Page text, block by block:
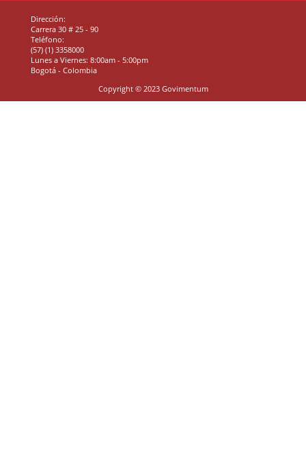
Dirección:
Carrera 30 # 25 - 90
Teléfono:
(57) (1) 3358000
Lunes a Viernes: 8:00am - 5:00pm
Bogotá - Colombia
Copyright © 2023 Govimentum